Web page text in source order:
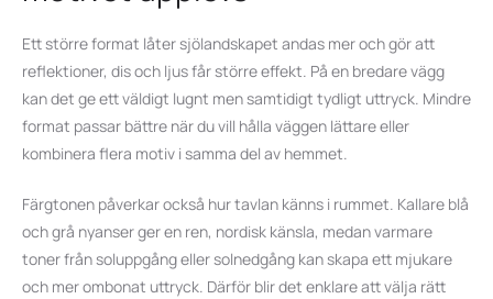
Ett större format låter sjölandskapet andas mer och gör att
reflektioner, dis och ljus får större effekt. På en bredare vägg
kan det ge ett väldigt lugnt men samtidigt tydligt uttryck. Mindre
format passar bättre när du vill hålla väggen lättare eller
kombinera flera motiv i samma del av hemmet.
Färgtonen påverkar också hur tavlan känns i rummet. Kallare blå
och grå nyanser ger en ren, nordisk känsla, medan varmare
toner från soluppgång eller solnedgång kan skapa ett mjukare
och mer ombonat uttryck. Därför blir det enklare att välja rätt